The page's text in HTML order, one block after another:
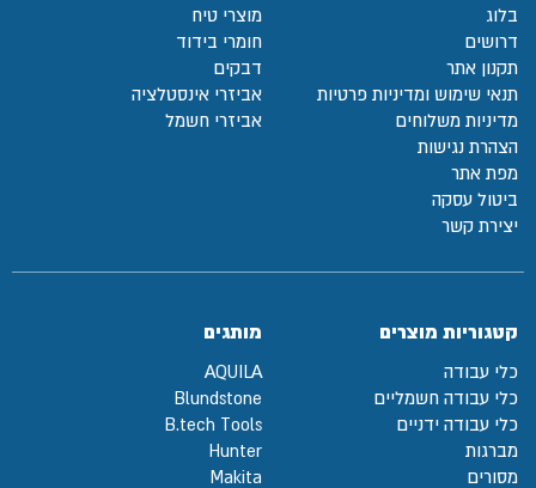
בלוג
דרושים
תקנון אתר
תנאי שימוש ומדיניות פרטיות
מדיניות משלוחים
הצהרת נגישות
מפת אתר
ביטול עסקה
יצירת קשר
מוצרי טיח
חומרי בידוד
דבקים
אביזרי אינסטלציה
אביזרי חשמל
קטגוריות מוצרים
כלי עבודה
כלי עבודה חשמליים
כלי עבודה ידניים
מברגות
מסורים
מותגים
AQUILA
Blundstone
B.tech Tools
Hunter
Makita